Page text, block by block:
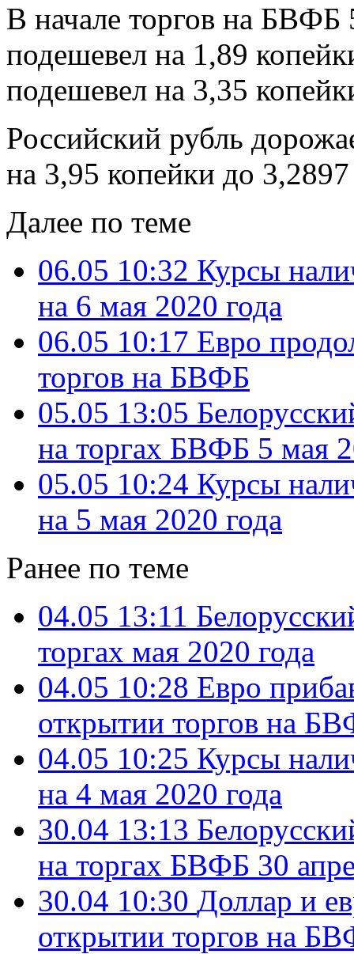
В начале торгов на БВФБ
подешевел на 1,89
подешевел на 3,35
Российский рубль
на 3,95 копейки до
Далее по теме
06.05 10:32 Курсы
на 6 мая 2020 года
06.05 10:17 Евро
торгов на БВФБ
05.05 13:05
на торгах БВФБ 5 мая
05.05 10:24 Курсы
на 5 мая 2020 года
Ранее по теме
04.05 13:11
торгах мая 2020 года
04.05 10:28 Евро
открытии торгов на
04.05 10:25 Курсы
на 4 мая 2020 года
30.04 13:13
на торгах БВФБ 30
30.04 10:30 Доллар и
открытии торгов на